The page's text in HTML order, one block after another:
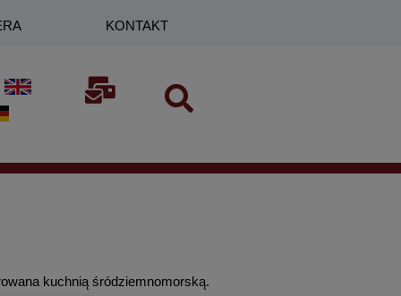
KONTAKT
kuchnią śródziemnomorską.